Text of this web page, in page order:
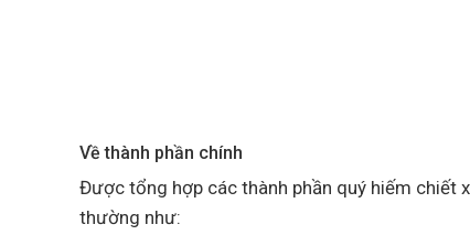
Về thành phần chính
Được tổng hợp các thành phần quý hiếm chiết
thường như: